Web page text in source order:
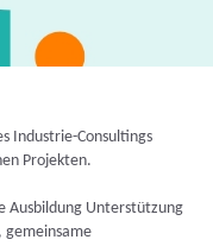
Industrie-Consultings
Projekten.
Ausbildung Unterstützung
gemeinsame